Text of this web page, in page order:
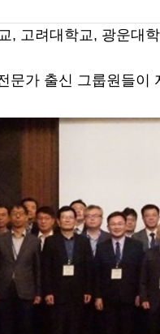
, 고려대학교, 광운대
가 출신 그룹원들이